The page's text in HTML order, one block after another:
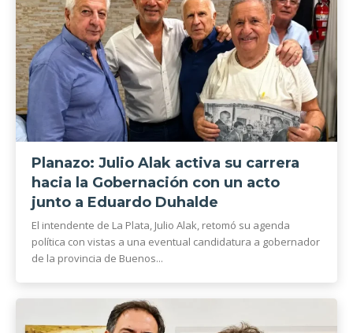
Planazo: Julio Alak activa su carrera
hacia la Gobernación con un acto
junto a Eduardo Duhalde
El intendente de La Plata, Julio Alak, retomó su agenda
política con vistas a una eventual candidatura a gobernador
de la provincia de Buenos...